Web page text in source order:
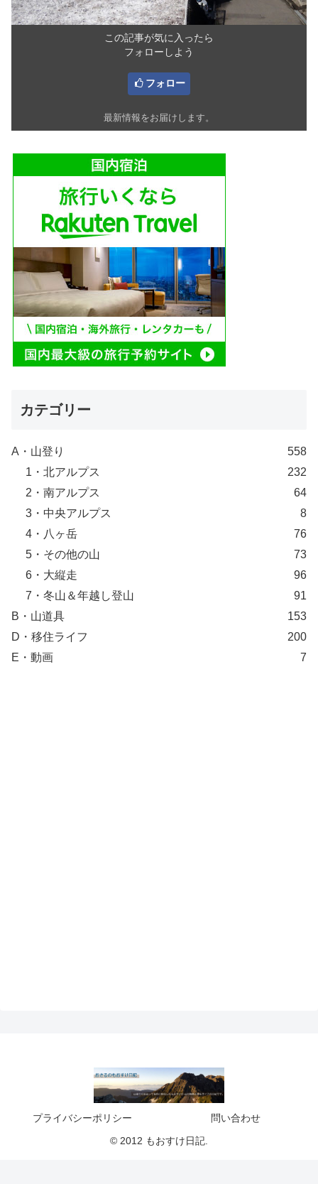
この記事が気に入ったら
フォローしよう
フォロー
最新情報をお届けします。
カテゴリー
A・山登り
558
1・北アルプス
232
2・南アルプス
64
3・中央アルプス
8
4・八ヶ岳
76
5・その他の山
73
6・大縦走
96
7・冬山＆年越し登山
91
B・山道具
153
D・移住ライフ
200
E・動画
7
プライバシーポリシー
問い合わせ
© 2012 もおすけ日記.